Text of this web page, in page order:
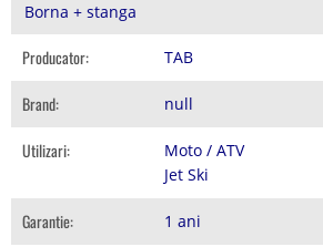
Borna + stanga
Producator: TAB
Brand: null
Utilizari:
Moto / ATV
Jet Ski
Garantie: 1 ani